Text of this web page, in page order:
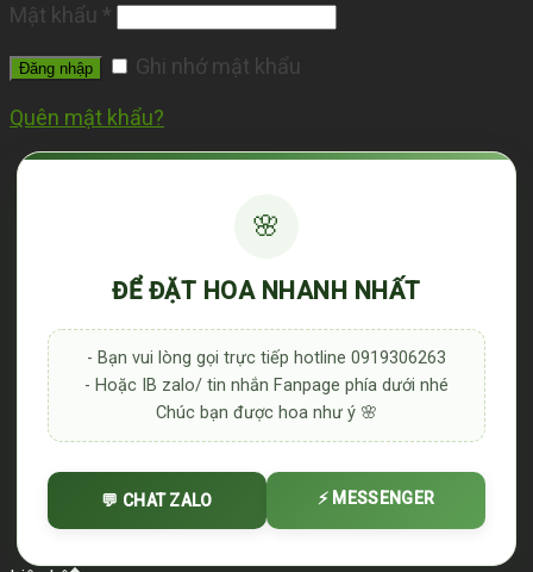
Mật khẩu *
Đăng nhập Ghi nhớ mật khẩu
Quên mật khẩu?
🌸
ĐỂ ĐẶT HOA NHANH NHẤT
- Bạn vui lòng gọi trực tiếp hotline 0919306263
- Hoặc IB zalo/ tin nhắn Fanpage phía dưới nhé
Chúc bạn được hoa như ý 🌸
💬 CHAT ZALO ⚡ MESSENGER